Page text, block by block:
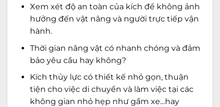
Xem xét độ an toàn của kích để không ảnh
hưởng đến vật nâng và người trực tiếp vận
hành.
Thời gian nâng vật có nhanh chóng và đảm
bảo yêu cầu hay không?
Kích thủy lực có thiết kế nhỏ gọn, thuận
tiện cho việc di chuyển và làm việc tại các
không gian nhỏ hẹp như gầm xe…hay